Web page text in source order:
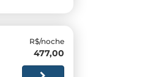
R$/noche
477,00